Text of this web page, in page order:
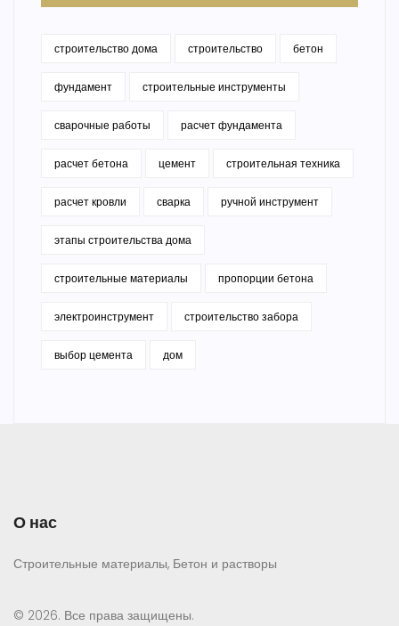
строительство дома строительство бетон
фундамент строительные инструменты
сварочные работы расчет фундамента
расчет бетона цемент строительная техника
расчет кровли сварка ручной инструмент
этапы строительства дома
строительные материалы пропорции бетона
электроинструмент строительство забора
выбор цемента дом
О нас
Строительные материалы, Бетон и растворы
© 2026. Все права защищены.